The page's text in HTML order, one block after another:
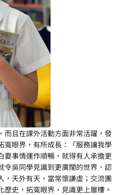
而且在課外活動方面非常活躍，發
寬眼界，有所成長：「服務讓我學
要事情運作順暢，就得有人承擔更
令吳同學見識到更廣闊的世界、認
，天外有天，當常懷謙虛；交流團
史，拓寬眼界，見識更上層樓。